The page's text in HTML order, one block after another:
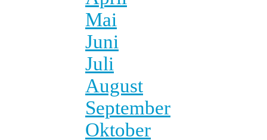
Mai
Juni
Juli
August
September
Oktober